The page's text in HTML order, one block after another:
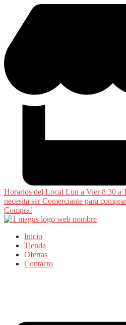
contenido
Horarios del Local Lun a Vier 8:30 a
necesita ser Comerciante para
Compra!
Inicio
Tienda
Ofertas
Contacto